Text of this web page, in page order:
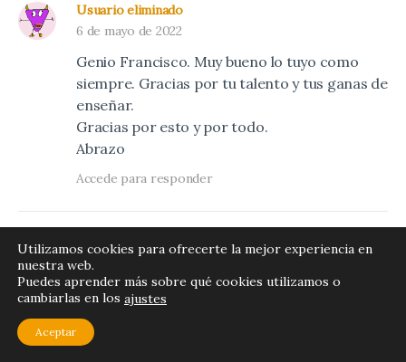
Usuario eliminado
6 de mayo de 2022
Genio Francisco. Muy bueno lo tuyo como
siempre. Gracias por tu talento y tus ganas de
enseñar.
Gracias por esto y por todo.
Abrazo
Accede para responder
Usuario eliminado
29 de mayo de 2022
francisco mil gracias por estos cursos tan
completos y entendibles, didacticos. sos un
genio loco!. abrazo desde argentina
Utilizamos cookies para ofrecerte la mejor experiencia en
nuestra web.
Puedes aprender más sobre qué cookies utilizamos o
cambiarlas en los ajustes
Aceptar